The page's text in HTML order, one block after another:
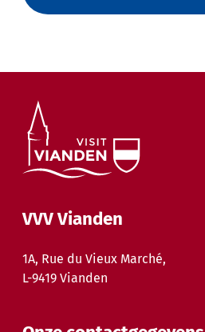
VVV Vianden
1A, Rue du Vieux Marché,
L-9419 Vianden